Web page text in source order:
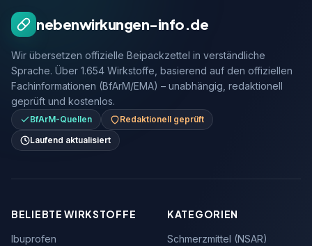
nebenwirkungen-info.de
Wir übersetzen offizielle Beipackzettel in verständliche
Sprache. Über 1.654 Wirkstoffe, basierend auf den offiziellen
Fachinformationen (BfArM/EMA) – unabhängig, redaktionell
geprüft und kostenlos.
BfArM-Quellen
Redaktionell geprüft
Laufend aktualisiert
BELIEBTE WIRKSTOFFE
Ibuprofen
KATEGORIEN
Schmerzmittel (NSAR)